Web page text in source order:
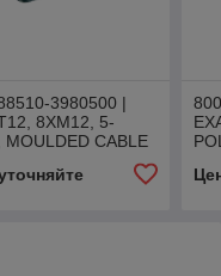
3980500 |
8XM12, 5-
MOULDED CABLE